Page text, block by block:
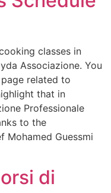
classes in
Associazione. You
related to
that in
Professionale
to the
Mohamed Guessmi
di